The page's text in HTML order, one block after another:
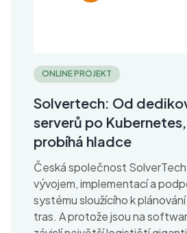
ONLINE PROJEKT
Solvertech: Od
serverů po
probíhá hladce
Česká společnost
vývojem, implementací a
systému sloužícího k
tras. A protože jsou na